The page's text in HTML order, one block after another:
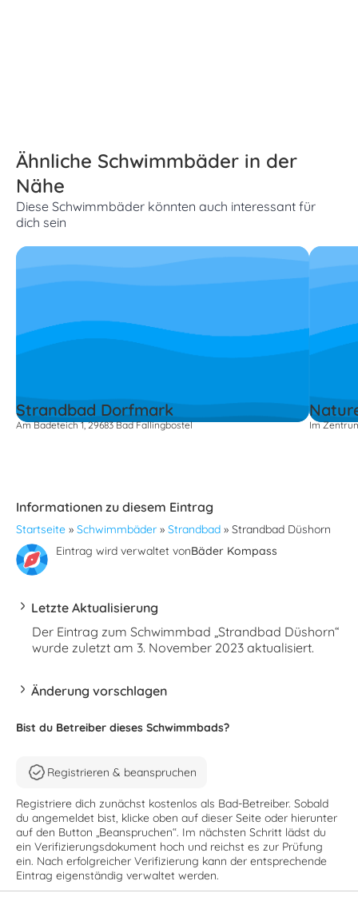
Ähnliche Schwimmbäder in der
Nähe
Diese Schwimmbäder könnten auch interessant für
dich sein
Strandbad Dorfmark
Am Badeteich 1, 29683 Bad Fallingbostel Im
Informationen zu diesem Eintrag
Startseite » Schwimmbäder » Strandbad » Strandbad Düshorn
Eintrag wird verwaltet vonBäder Kompass
Letzte Aktualisierung
Der Eintrag zum Schwimmbad „Strandbad Düshorn“
wurde zuletzt am 3. November 2023 aktualisiert.
Änderung vorschlagen
Bist du Betreiber dieses Schwimmbads?
Registrieren & beanspruchen
Registriere dich zunächst kostenlos als Bad-Betreiber. Sobald
du angemeldet bist, klicke oben auf dieser Seite oder hierunter
auf den Button „Beanspruchen“. Im nächsten Schritt lädst du
ein Verifizierungsdokument hoch und reichst es zur Prüfung
ein. Nach erfolgreicher Verifizierung kann der entsprechende
Eintrag eigenständig verwaltet werden.